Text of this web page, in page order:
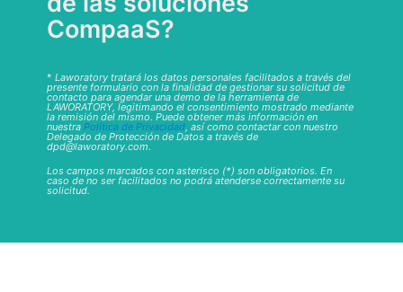
CompaaS?
* Laworatory tratará los datos personales facilitados a través del
presente formulario con la finalidad de gestionar su solicitud de
contacto para agendar una demo de la herramienta de
LAWORATORY, legitimando el consentimiento mostrado mediante
la remisión del mismo. Puede obtener más información en
nuestra Política de Privacidad , así como contactar con nuestro
Delegado de Protección de Datos a través de
dpd@laworatory.com.
Los campos marcados con asterisco (*) son obligatorios. En
caso de no ser facilitados no podrá atenderse correctamente su
solicitud.